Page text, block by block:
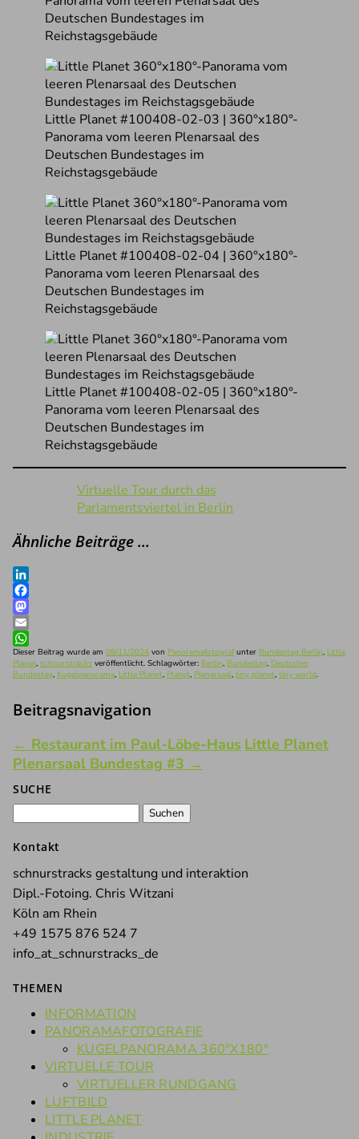
Deutschen Bundestages im
Reichstagsgebäude
Little Planet #100408-02-03 | 360°x180°-
Panorama vom leeren Plenarsaal des
Deutschen Bundestages im
Reichstagsgebäude
Little Planet #100408-02-04 | 360°x180°-
Panorama vom leeren Plenarsaal des
Deutschen Bundestages im
Reichstagsgebäude
Little Planet #100408-02-05 | 360°x180°-
Panorama vom leeren Plenarsaal des
Deutschen Bundestages im
Reichstagsgebäude
Virtuelle Tour durch das
Parlamentsviertel in Berlin
Ähnliche Beiträge …
LinkedIn
Facebook
Mastodon
Email
WhatsApp
Dieser Beitrag wurde am 08/11/2024 von Panoramafotografunter Bundestag Berlin, Little
Planet, schnurstracks veröffentlicht. Schlagwörter: Berlin, Bundestag, Deutscher
Bundestag, Kugelpanorama, Little Planet, Planet, Plenarsaal, tiny planet, tiny world.
Beitragsnavigation
← Restaurant im Paul-Löbe-Haus Little Planet
Plenarsaal Bundestag #3 →
SUCHE
Kontakt
schnurstracks gestaltung und interaktion
Dipl.-Fotoing. Chris Witzani
Köln am Rhein
+49 1575 876 524 7
info_at_schnurstracks_de
THEMEN
INFORMATION
PANORAMAFOTOGRAFIE
KUGELPANORAMA 360°X180°
VIRTUELLE TOUR
VIRTUELLER RUNDGANG
LUFTBILD
LITTLE PLANET